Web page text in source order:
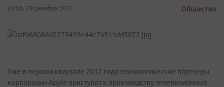
20:06, 28 декабря 2011 Общество
Уже в первом квартале 2012 года технологические партнеры
корпорации Apple приступят к производству телевизионных